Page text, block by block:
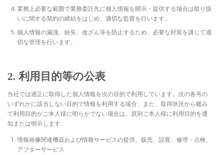
業務上必要な範囲で業務委託先に個人情報を開示・提供する場合は取り扱
いに関する契約の締結をはじめ、適切な監督を行います。
個人情報の漏洩、紛失、改ざん等を防止するため、必要な対策を講じて適
切な管理を行います。
2. 利用目的等の公表
当社では適正に取得した個人情報を次の目的で利用しています。次の各号の
いずれかに該当しない目的で情報を利用する場合、また、取得状況から鑑み
て利用目的がご本人様に明らかでない場合は、原則ご本人様に利用目的を通
知または明示します。
情報画像関連機器および情報サービスの提供、販売、設置、修理・点検、
アフターサービス